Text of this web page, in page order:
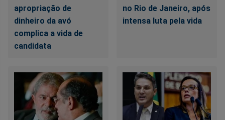
apropriação de
dinheiro da avó
complica a vida de
candidata
no Rio de Janeiro, após
intensa luta pela vida